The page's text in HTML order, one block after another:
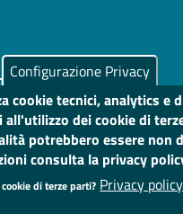
075 4693000
0744 206223 0744
Configurazione Privacy
cookie tecnici, analytics e
all'utilizzo dei cookie di
potrebbero essere non
consulta la privacy
di terze parti? Privacy policy